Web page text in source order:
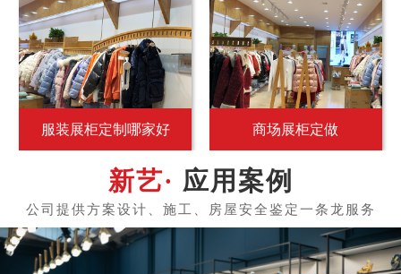
服装展柜定制哪家好 商场展柜定做
应用案例